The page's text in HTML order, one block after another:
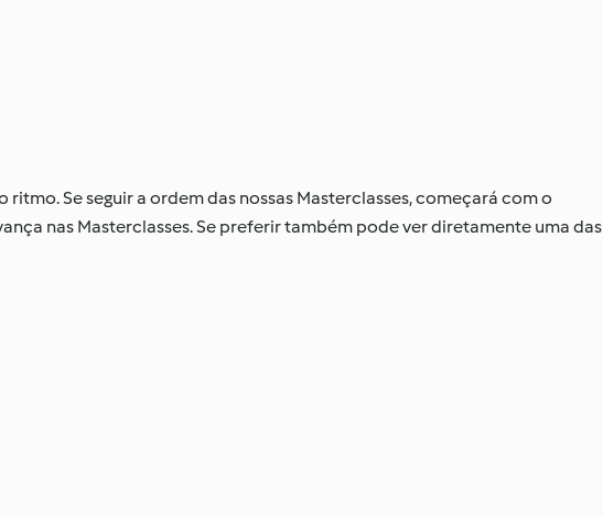
Se seguir a ordem das nossas Masterclasses, começará com o
nas Masterclasses. Se preferir também pode ver diretamente uma das